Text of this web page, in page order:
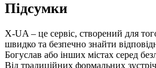
Підсумки
X-UA – це сервіс, створений для
швидко та безпечно знайти
Богуслав або інших містах серед
Від традиційних формальних